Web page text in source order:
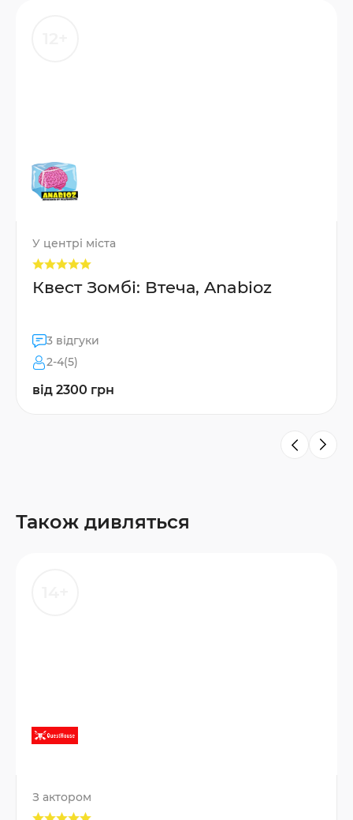
У центрі міста
Квест Зомбі: Втеча, Anabioz
3 відгуки
2-4(5)
від 2300 грн
Також дивляться
З актором